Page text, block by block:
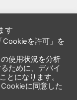
す
Cookieを許可」を
使用状況を分析
ために、デバイ
とになります。
に同意した